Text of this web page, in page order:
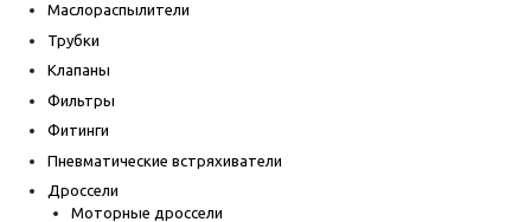
Маслораспылители
Трубки
Клапаны
Фильтры
Фитинги
Пневматические встряхиватели
Дроссели
Моторные дроссели